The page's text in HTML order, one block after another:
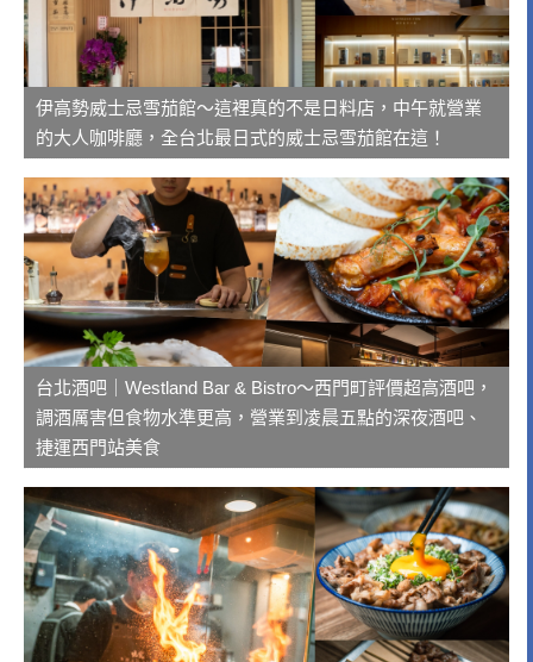
伊高勢威士忌雪茄館～這裡真的不是日料店，中午就營業
的大人咖啡廳，全台北最日式的威士忌雪茄館在這！
台北酒吧｜Westland Bar & Bistro～西門町評價超高酒吧，
調酒厲害但食物水準更高，營業到凌晨五點的深夜酒吧、
捷運西門站美食